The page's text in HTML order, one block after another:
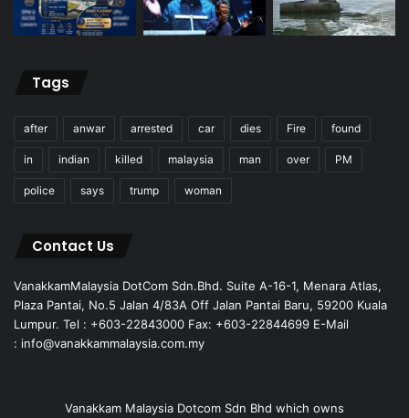
Tags
after anwar arrested car dies Fire found
in indian killed malaysia man over PM
police says trump woman
Contact Us
VanakkamMalaysia DotCom Sdn.Bhd. Suite A-16-1, Menara Atlas,
Plaza Pantai, No.5 Jalan 4/83A Off Jalan Pantai Baru, 59200 Kuala
Lumpur. Tel : +603-22843000 Fax: +603-22844699 E-Mail
: info@vanakkammalaysia.com.my
Vanakkam Malaysia Dotcom Sdn Bhd which owns